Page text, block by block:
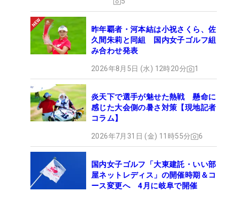
昨年覇者・河本結は小祝さくら、佐
久間朱莉と同組 国内女子ゴルフ組
み合わせ発表
2026年8月5日 (水) 12時20分 1
炎天下で選手が魅せた熱戦 懸命に
感じた大会側の暑さ対策【現地記者
コラム】
2026年7月31日 (金) 11時55分 6
国内女子ゴルフ「大東建託・いい部
屋ネットレディス」の開催時期＆コ
ース変更へ 4月に岐阜で開催